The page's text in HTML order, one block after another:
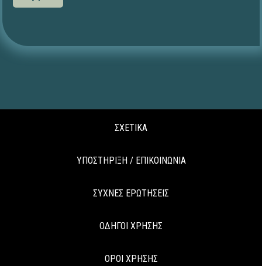
ΣΧΕΤΙΚΑ
ΥΠΟΣΤΗΡΙΞΗ / ΕΠΙΚΟΙΝΩΝΙΑ
ΣΥΧΝΕΣ ΕΡΩΤΗΣΕΙΣ
ΟΔΗΓΟΙ ΧΡΗΣΗΣ
ΟΡΟΙ ΧΡΗΣΗΣ